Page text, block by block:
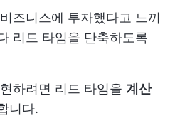
즈니스에 투자했다고 느끼
리드 타임을 단축하도록
하려면 리드 타임을 계산
니다.